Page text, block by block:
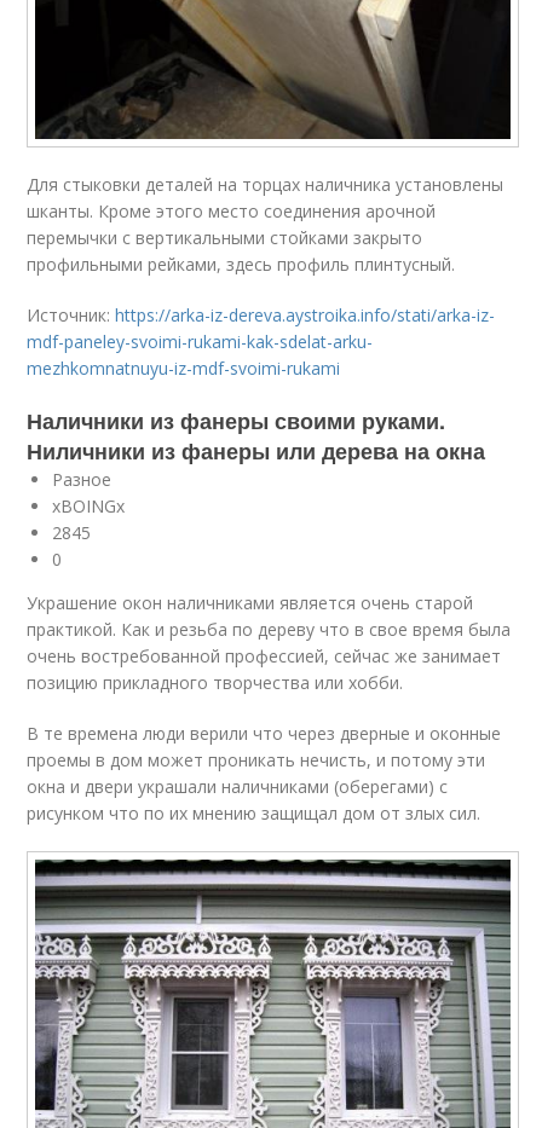
Для стыковки деталей на торцах наличника установлены
шканты. Кроме этого место соединения арочной
перемычки с вертикальными стойками закрыто
профильными рейками, здесь профиль плинтусный.
Источник:https://arka-iz-dereva.aystroika.info/stati/arka-iz-
mdf-paneley-svoimi-rukami-kak-sdelat-arku-
mezhkomnatnuyu-iz-mdf-svoimi-rukami
Наличники из фанеры своими руками.
Ниличники из фанеры или дерева на окна
Разное
xBOINGx
2845
0
Украшение окон наличниками является очень старой
практикой. Как и резьба по дереву что в свое время была
очень востребованной профессией, сейчас же занимает
позицию прикладного творчества или хобби.
В те времена люди верили что через дверные и оконные
проемы в дом может проникать нечисть, и потому эти
окна и двери украшали наличниками (оберегами) с
рисунком что по их мнению защищал дом от злых сил.